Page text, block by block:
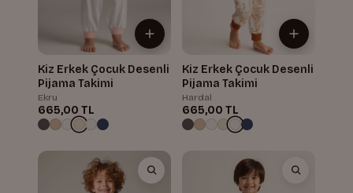
Kiz Erkek Çocuk Desenli
Pijama Takimi
Ekru
665,00 TL
Kiz Erkek Çocuk Desenli
Pijama Takimi
Hardal
665,00 TL